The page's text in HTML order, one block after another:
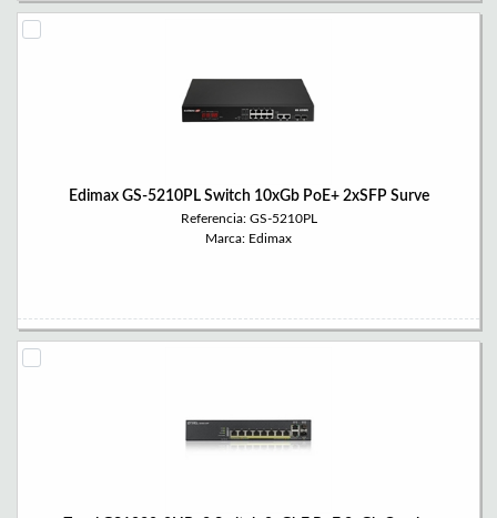
Edimax GS-5210PL Switch 10xGb PoE+ 2xSFP Surve
Referencia: GS-5210PL
Marca: Edimax